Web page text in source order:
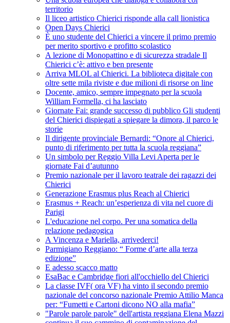
territorio
Il liceo artistico Chierici risponde alla call lionistica
Open Days Chierici
È uno studente del Chierici a vincere il primo premio
per merito sportivo e profitto scolastico
A lezione di Monopattino e di sicurezza stradale Il
Chierici c’è: attivo e ben presente
Arriva MLOL al Chierici. La biblioteca digitale con
oltre sette mila riviste e due milioni di risorse on line
Docente, amico, sempre impegnato per la scuola
William Formella, ci ha lasciato
Giornate Fai: grande successo di pubblico Gli studenti
del Chierici dispiegati a spiegare la dimora, il parco le
storie
Il dirigente provinciale Bernardi: “Onore al Chierici,
punto di riferimento per tutta la scuola reggiana”
Un simbolo per Reggio Villa Levi Aperta per le
giornate Fai d’autunno
Premio nazionale per il lavoro teatrale dei ragazzi dei
Chierici
Generazione Erasmus plus Reach al Chierici
Erasmus + Reach: un’esperienza di vita nel cuore di
Parigi
L'educazione nel corpo. Per una somatica della
relazione pedagogica
A Vincenza e Mariella, arrivederci!
Parmigiano Reggiano: “ Forme d’arte alla terza
edizione”
E adesso scacco matto
EsaBac e Cambridge fiori all'occhiello del Chierici
La classe IVF( ora VF) ha vinto il secondo premio
nazionale del concorso nazionale Premio Attilio Manca
per: “Fumetti e Cartoni dicono NO alla mafia”
"Parole parole parole" dell'artista reggiana Elena Mazzi